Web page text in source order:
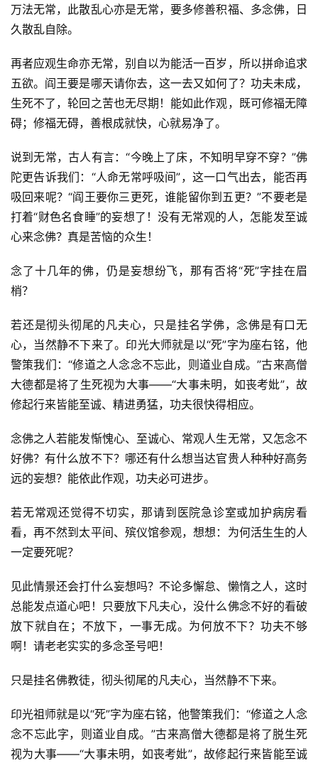
资
讯
八
点
音
高
访
谈
乐
菩
提
题
公
益
慈
万法无常，此散乱心亦是无常，要多修善积福、多念佛，日
久散乱自除。
再者应观生命亦无常，别自以为能活一百岁，所以拼命追求
五欲。阎王要是哪天请你去，这一去又如何了？功夫未成，
生死不了，轮回之苦也无尽期！能如此作观，既可修福无障
碍；修福无碍，善根成就快，心就易净了。
说到无常，古人有言：“今晚上了床，不知明早穿不穿？”佛
陀更告诉我们：“人命无常呼吸间”，这一口气出去，能否再
吸回来呢？“阎王要你三更死，谁能留你到五更？”不要老是
打着“财色名食睡”的妄想了！没有无常观的人，怎能发至诚
心来念佛？真是苦恼的众生！
念了十几年的佛，仍是妄想纷飞，那有否将“死”字挂在眉
梢？
若还是彻头彻尾的凡夫心，只是挂名学佛，念佛是有口无
心，当然静不下来了。印光大师就是以“死”字为座右铭，他
警策我们：“修道之人念念不忘此，则道业自成。”古来高僧
大德都是将了生死视为大事——“大事未明，如丧考妣”，故
修起行来皆能至诚、精进勇猛，功夫很快得相应。
念佛之人若能发惭愧心、至诚心、常观人生无常，又怎念不
好佛？有什么放不下？哪还有什么想当达官贵人种种好高务
远的妄想？能依此作观，功夫必可进步。
若无常观还觉得不切实，那请到医院急诊室或加护病房看
看，再不然到太平间、殡仪馆参观，想想：为何活生生的人
一定要死呢？
见此情景还会打什么妄想吗？不论多懈怠、懒惰之人，这时
总能发点道心吧！只要放下凡夫心，没什么佛念不好的看破
放下就自在；不放下，一事无成。为何放不下？功夫不够
啊！请老老实实的多念圣号吧！
只是挂名佛教徒，彻头彻尾的凡夫心，当然静不下来。
印光祖师就是以“死”字为座右铭，他警策我们：“修道之人念
念不忘此字，则道业自成。”古来高僧大德都是将了脱生死
视为大事——“大事未明，如丧考妣”，故修起行来皆能至诚